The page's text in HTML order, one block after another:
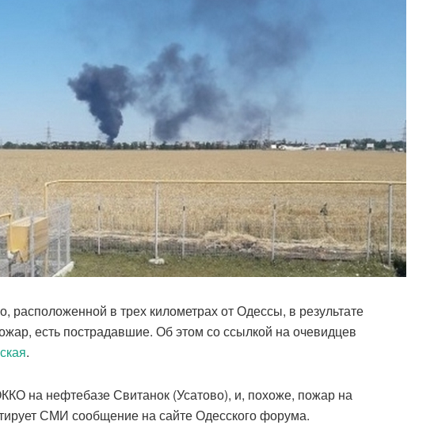
расположенной в трех километрах от Одессы, в результате
есть пострадавшие. Об этом со ссылкой на очевидцев
.
на нефтебазе Свитанок (Усатово), и, похоже, пожар на
СМИ сообщение на сайте Одесского форума.